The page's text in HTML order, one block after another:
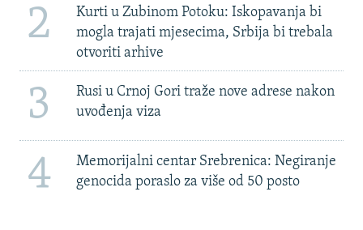
2
Kurti u Zubinom Potoku: Iskopavanja bi
mogla trajati mjesecima, Srbija bi trebala
otvoriti arhive
3
Rusi u Crnoj Gori traže nove adrese nakon
uvođenja viza
4
Memorijalni centar Srebrenica: Negiranje
genocida poraslo za više od 50 posto